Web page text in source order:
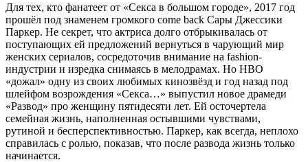
Для тех, кто фанатеет от «Секса в большом городе», 2017 год
прошёл под знаменем громкого come back Сары Джессики
Паркер. Не секрет, что актриса долго отбрыкивалась от
поступающих ей предложений вернуться в чарующий мир
женских сериалов, сосредоточив внимание на fashion-
индустрии и изредка снимаясь в мелодрамах. Но HBO
«дожал» одну из своих любимых кинозвёзд и год назад под
шлейфом возрождения «Секса…» выпустил новое драмеди
«Развод» про женщину пятидесяти лет. Ей осточертела
семейная жизнь, наполненная остывшими чувствами,
рутиной и бесперспективностью. Паркер, как всегда, неплохо
справилась с ролью, показав, что после развода жизнь только
начинается.